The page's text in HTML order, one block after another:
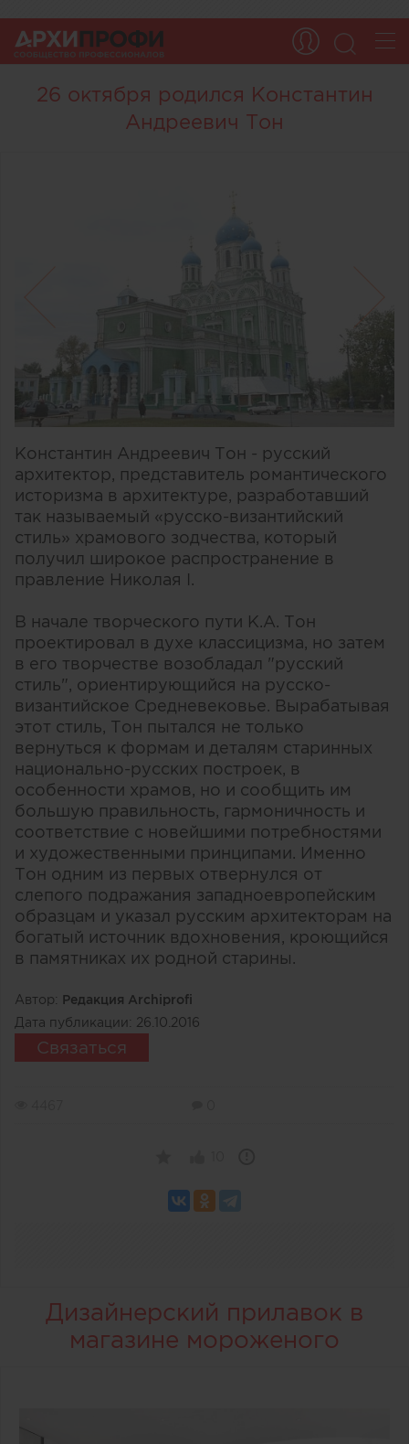
26 октября родился Константин
Андреевич Тон
Константин Андреевич Тон - русский
архитектор, представитель романтического
историзма в архитектуре, разработавший
так называемый «русско-византийский
стиль» храмового зодчества, который
получил широкое распространение в
правление Николая I.
В начале творческого пути К.А. Тон
проектировал в духе классицизма, но затем
в его творчестве возобладал "русский
стиль", ориентирующийся на русско-
византийское Средневековье. Вырабатывая
этот стиль, Тон пытался не только
вернуться к формам и деталям старинных
национально-русских построек, в
особенности храмов, но и сообщить им
большую правильность, гармоничность и
соответствие с новейшими потребностями
и художественными принципами. Именно
Тон одним из первых отвернулся от
слепого подражания западноевропейским
образцам и указал русским архитекторам на
богатый источник вдохновения, кроющийся
в памятниках их родной старины.
Автор: Редакция Archiprofi
Дата публикации: 26.10.2016
Связаться
Дизайнерский прилавок в
магазине мороженого